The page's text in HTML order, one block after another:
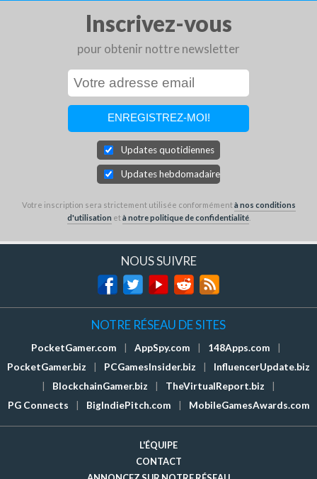
Inscrivez-vous
pour obtenir nottre newsletter
Updates quotidiennes
Updates hebdomadaires
Votre inscription sera strictement utilisée conformémentà nos conditions
d'utilisation età notre politique de confidentialité.
NOUS SUIVRE
NOTRE RÉSEAU DE SITES
PocketGamer.com AppSpy.com 148Apps.com
PocketGamer.biz
PCGamesInsider.biz
InfluencerUpdate.biz
BlockchainGamer.biz TheVirtualReport.biz
PG Connects
BigIndiePitch.com MobileGamesAwards.com
L'ÉQUIPE
CONTACT